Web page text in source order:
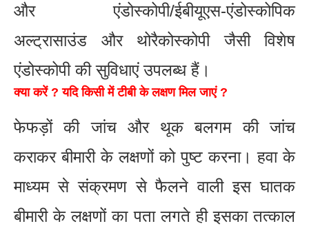
और एंडोस्कोपी/ईबीयूएस-एंडोस्कोपिक
अल्ट्रासाउंड और थोरैकोस्कोपी जैसी विशेष
एंडोस्कोपी की सुविधाएं उपलब्ध हैं।
क्या करें ? यदि किसी में टीबी के लक्षण मिल जाएं ?
फेफड़ों की जांच और थूक बलगम की जांच
कराकर बीमारी के लक्षणों को पुष्ट करना। हवा के
माध्यम से संक्रमण से फैलने वाली इस घातक
बीमारी के लक्षणों का पता लगते ही इसका तत्काल